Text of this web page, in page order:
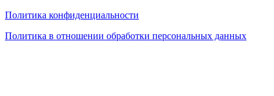
Политика конфиденциальности
Политика в отношении обработки персональных данных